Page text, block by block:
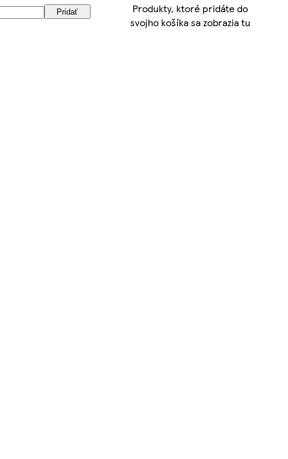
Pridať
Produkty, ktoré pridáte do
svojho košíka sa zobrazia tu